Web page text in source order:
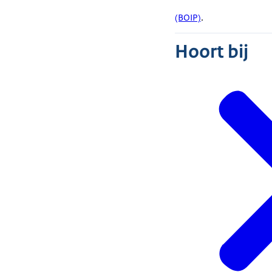
(BOIP).
Hoort bij